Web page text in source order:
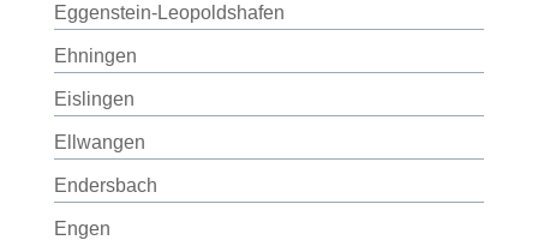
Eggenstein-Leopoldshafen
Ehningen
Eislingen
Ellwangen
Endersbach
Engen